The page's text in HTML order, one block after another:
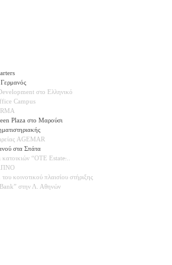
στο Ελληνικό
Campus
Plaza στο Μαρούσι
AGEMAR
στα Σπάτα
“ΟΤΕ Estate̶...
κοινοτικού πλαισίου στήριξης
στην Λ. Αθηνών